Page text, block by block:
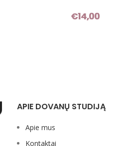
€14,00
APIE DOVANŲ STUDIJĄ
Apie mus
Kontaktai